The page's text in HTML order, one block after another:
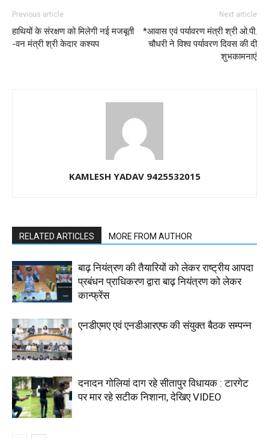
Previous article
हाथियों के संरक्षण को मिलेगी नई मजबूती
-वन मंत्री श्री केदार कश्यप
Next article
*आवास एवं पर्यावरण मंत्री श्री ओ.पी.
चौधरी ने विश्व पर्यावरण दिवस की दी
शुभकामनाएं
KAMLESH YADAV 9425532015
RELATED ARTICLES MORE FROM AUTHOR
बाढ़ नियंत्रण की तैयारियों को लेकर राष्ट्रीय आपदा
प्रबंधन प्राधिकरण द्वारा बाढ़ नियंत्रण को लेकर
कान्फ्रेंस
एनडीएमए एवं एनडीआरएफ की संयुक्त बैठक सम्पन्न
दनादन गोलियां दाग रहे सीतापुर विधायक : टारगेट
पर मार रहे सटीक निशाना, देखिए VIDEO